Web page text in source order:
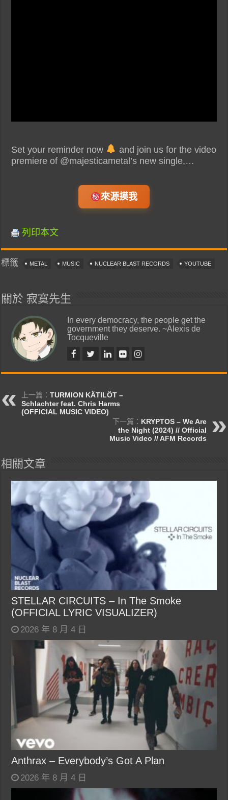
Set your reminder now
and join us for the video
premiere of @majesticametal’s new single,…
來源摸我
列印本文
標籤 METAL MUSIC NUCLEAR BLAST RECORDS YOUTUBE
關於 寂寞先生
In every democracy, the people get the
government they deserve. ~Alexis de
Tocqueville
上一篇：TURMION KÄTILÖT –
Schlachter feat. Chris Harms
(OFFICIAL MUSIC VIDEO)
下一篇： KRYPTOS – We Are
the Night (2024) // Official
Music Video // AFM Records
相關文章
STELLAR CIRCUITS – In The Smoke
(OFFICIAL LYRIC VISUALIZER)
2026 年 8 月 4 日
Anthrax – Everybody’s Got A Plan
2026 年 8 月 4 日